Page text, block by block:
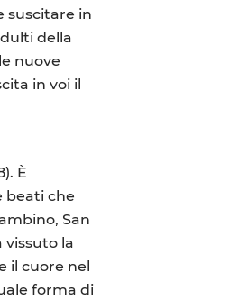
suscitare in
della
nuove
in voi il
È
beati che
San
vissuto la
il cuore nel
forma di